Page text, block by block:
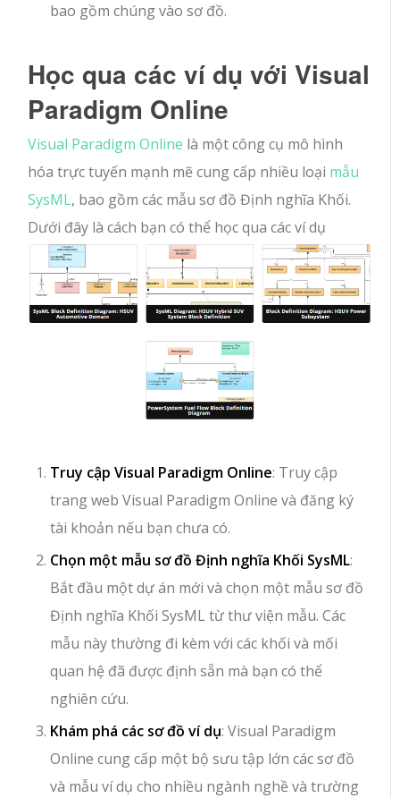
bao gồm chúng vào sơ đồ.
Học qua các ví dụ với Visual
Paradigm Online
Visual Paradigm Online là một công cụ mô hình
hóa trực tuyến mạnh mẽ cung cấp nhiều loại mẫu
SysML, bao gồm các mẫu sơ đồ Định nghĩa Khối.
Dưới đây là cách bạn có thể học qua các ví dụ
Truy cập Visual Paradigm Online: Truy cập
trang web Visual Paradigm Online và đăng ký
tài khoản nếu bạn chưa có.
Chọn một mẫu sơ đồ Định nghĩa Khối SysML:
Bắt đầu một dự án mới và chọn một mẫu sơ đồ
Định nghĩa Khối SysML từ thư viện mẫu. Các
mẫu này thường đi kèm với các khối và mối
quan hệ đã được định sẵn mà bạn có thể
nghiên cứu.
Khám phá các sơ đồ ví dụ: Visual Paradigm
Online cung cấp một bộ sưu tập lớn các sơ đồ
và mẫu ví dụ cho nhiều ngành nghề và trường